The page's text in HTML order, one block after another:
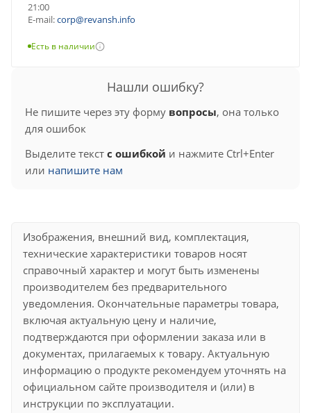
21:00
E-mail:corp@revansh.info
Есть в наличии
Нашли ошибку?
Не пишите через эту форму вопросы, она только
для ошибок
Выделите текст с ошибкой и нажмите Ctrl+Enter
или напишите нам
Изображения, внешний вид, комплектация,
технические характеристики товаров носят
справочный характер и могут быть изменены
производителем без предварительного
уведомления. Окончательные параметры товара,
включая актуальную цену и наличие,
подтверждаются при оформлении заказа или в
документах, прилагаемых к товару. Актуальную
информацию о продукте рекомендуем уточнять на
официальном сайте производителя и (или) в
инструкции по эксплуатации.